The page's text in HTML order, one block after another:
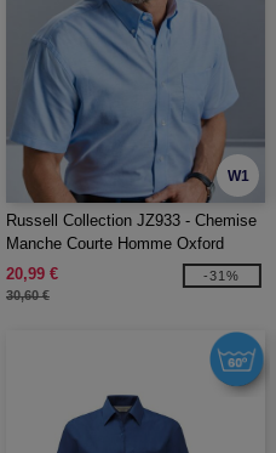
W1
Russell Collection JZ933 - Chemise
Manche Courte Homme Oxford
Coton
20,99 €
30,60 €
-31%